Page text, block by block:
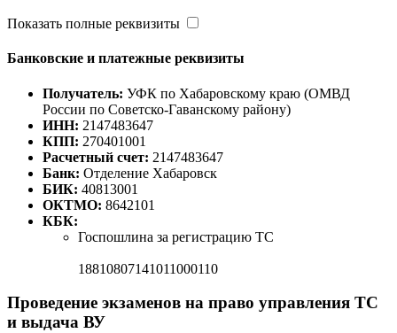
Показать полные реквизиты
Банковские и платежные реквизиты
Получатель: УФК по Хабаровскому краю (ОМВД
России по Советско-Гаванскому району)
ИНН: 2147483647
КПП: 270401001
Расчетный счет: 2147483647
Банк: Отделение Хабаровск
БИК: 40813001
ОКТМО: 8642101
КБК:
Госпошлина за регистрацию ТС
18810807141011000110
Проведение экзаменов на право управления ТС
и выдача ВУ